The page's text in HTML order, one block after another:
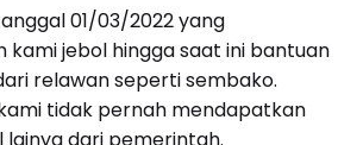
01/03/2022 yang
jebol hingga saat ini bantuan
relawan seperti sembako.
tidak pernah mendapatkan